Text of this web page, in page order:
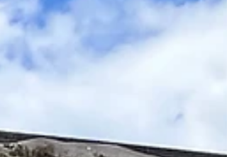
iniciativa impulsada por Raíces & Brotes
junto a comercios, asociaciones y